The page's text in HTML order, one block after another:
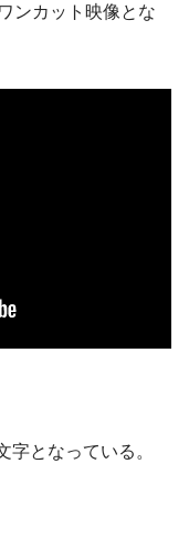
ンカット映像とな
字となっている。